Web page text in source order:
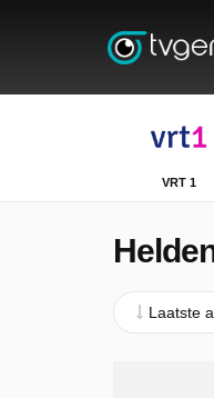
VRT 1
Laatste